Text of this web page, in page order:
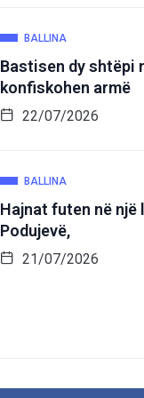
BALLINA
Bastisen dy shtëpi
konfiskohen armë
22/07/2026
BALLINA
Hajnat futen në një
Podujevë,
21/07/2026